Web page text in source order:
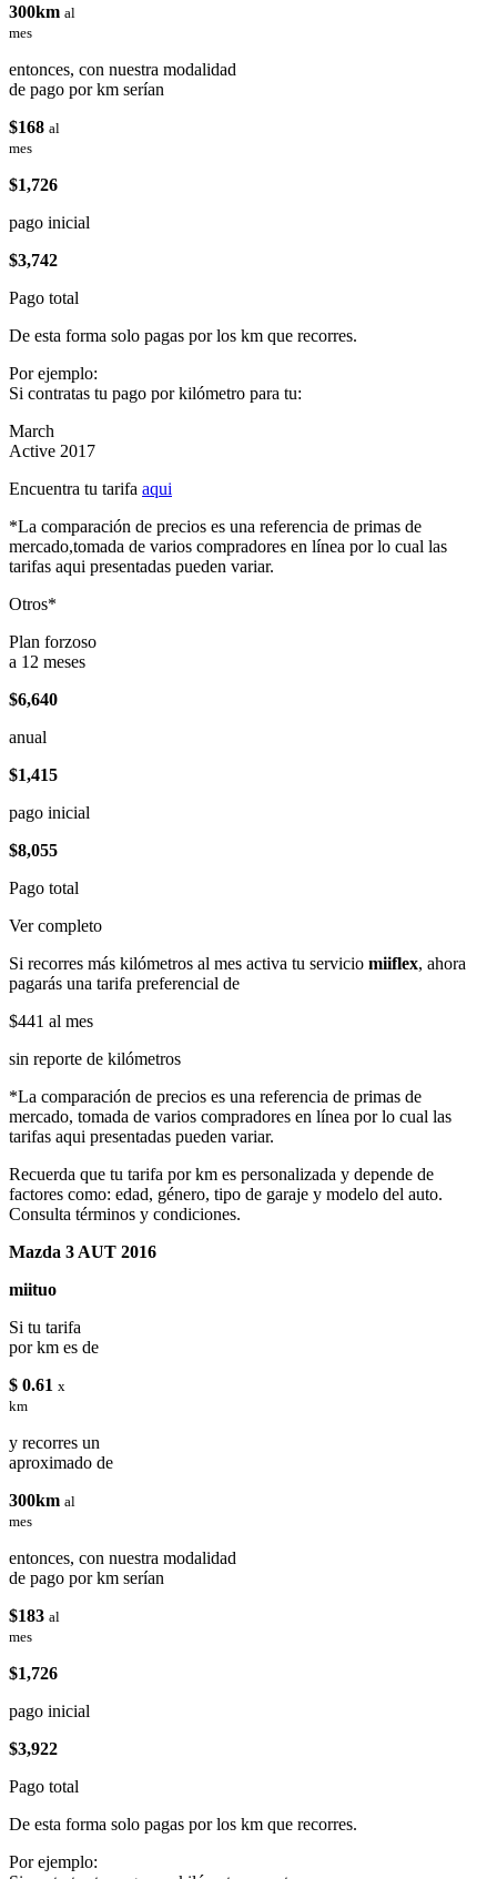
300km al
mes
entonces, con nuestra modalidad
de pago por km serían
$168 al
mes
$1,726
pago inicial
$3,742
Pago total
De esta forma solo pagas por los km que recorres.
Por ejemplo:
Si contratas tu pago por kilómetro para tu:
March
Active 2017
Encuentra tu tarifa aqui
*La comparación de precios es una referencia de primas de
mercado,tomada de varios compradores en línea por lo cual las
tarifas aqui presentadas pueden variar.
Otros*
Plan forzoso
a 12 meses
$6,640
anual
$1,415
pago inicial
$8,055
Pago total
Ver completo
Si recorres más kilómetros al mes activa tu servicio miiflex, ahora
pagarás una tarifa preferencial de
$441 al mes
sin reporte de kilómetros
*La comparación de precios es una referencia de primas de
mercado, tomada de varios compradores en línea por lo cual las
tarifas aqui presentadas pueden variar.
Recuerda que tu tarifa por km es personalizada y depende de
factores como: edad, género, tipo de garaje y modelo del auto.
Consulta términos y condiciones.
Mazda 3 AUT 2016
miituo
Si tu tarifa
por km es de
$ 0.61 x
km
y recorres un
aproximado de
300km al
mes
entonces, con nuestra modalidad
de pago por km serían
$183 al
mes
$1,726
pago inicial
$3,922
Pago total
De esta forma solo pagas por los km que recorres.
Por ejemplo: